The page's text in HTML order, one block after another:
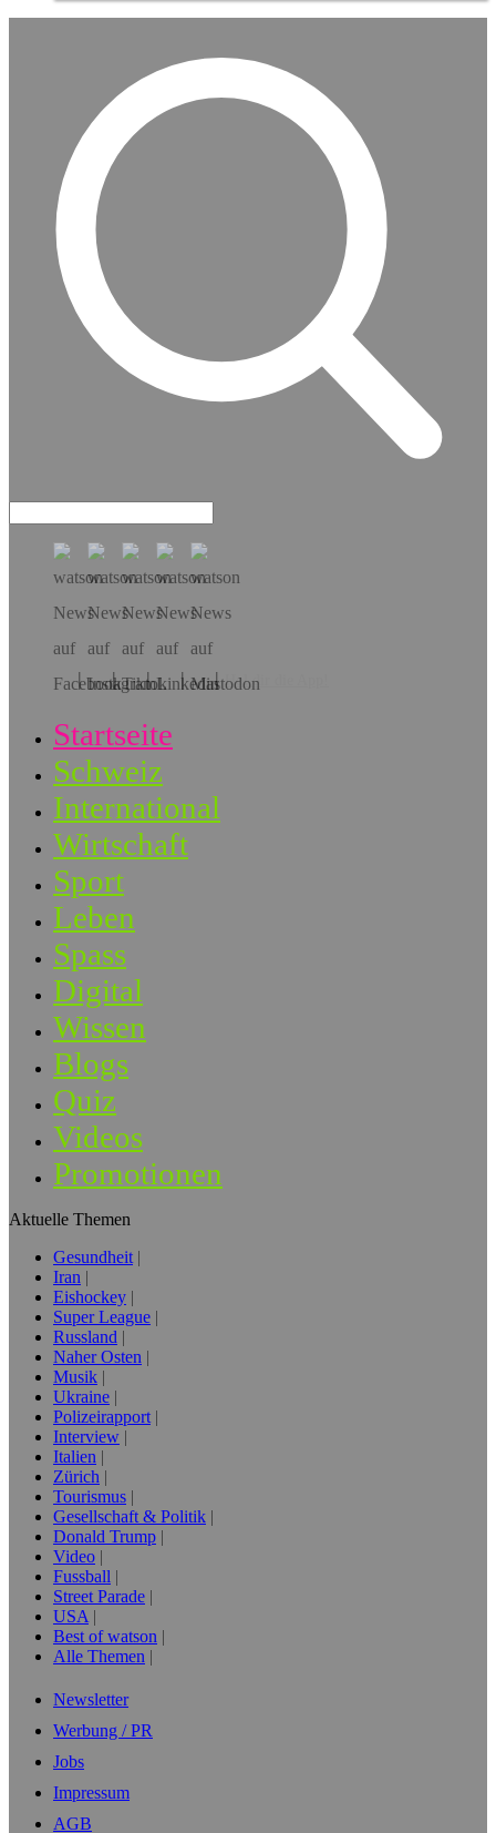
Hol dir die App!
Startseite
Schweiz
International
Wirtschaft
Sport
Leben
Spass
Digital
Wissen
Blogs
Quiz
Videos
Promotionen
Aktuelle Themen
Gesundheit
Iran
Eishockey
Super League
Russland
Naher Osten
Musik
Ukraine
Polizeirapport
Interview
Italien
Zürich
Tourismus
Gesellschaft & Politik
Donald Trump
Video
Fussball
Street Parade
USA
Best of watson
Alle Themen
Newsletter
Werbung / PR
Jobs
Impressum
AGB